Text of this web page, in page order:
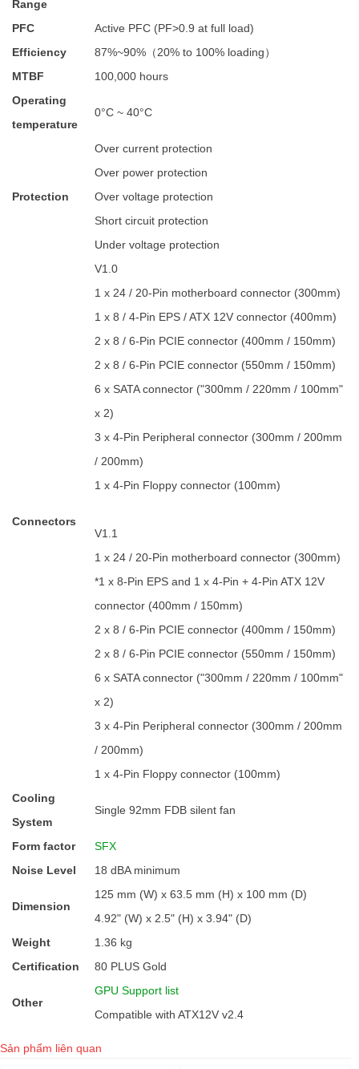
Range
PFC
Active PFC (PF>0.9 at full load)
Efficiency
87%~90%（20% to 100% loading）
MTBF
100,000 hours
Operating
temperature
0°C ~ 40°C
Protection
Over current protection
Over power protection
Over voltage protection
Short circuit protection
Under voltage protection
Connectors
V1.0
1 x 24 / 20-Pin motherboard connector (300mm)
1 x 8 / 4-Pin EPS / ATX 12V connector (400mm)
2 x 8 / 6-Pin PCIE connector (400mm / 150mm)
2 x 8 / 6-Pin PCIE connector (550mm / 150mm)
6 x SATA connector ("300mm / 220mm / 100mm"
x 2)
3 x 4-Pin Peripheral connector (300mm / 200mm
/ 200mm)
1 x 4-Pin Floppy connector (100mm)
V1.1
1 x 24 / 20-Pin motherboard connector (300mm)
*1 x 8-Pin EPS and 1 x 4-Pin + 4-Pin ATX 12V
connector (400mm / 150mm)
2 x 8 / 6-Pin PCIE connector (400mm / 150mm)
2 x 8 / 6-Pin PCIE connector (550mm / 150mm)
6 x SATA connector ("300mm / 220mm / 100mm"
x 2)
3 x 4-Pin Peripheral connector (300mm / 200mm
/ 200mm)
1 x 4-Pin Floppy connector (100mm)
Cooling
System
Single 92mm FDB silent fan
Form factor
SFX
Noise Level
18 dBA minimum
Dimension
125 mm (W) x 63.5 mm (H) x 100 mm (D)
4.92" (W) x 2.5" (H) x 3.94" (D)
Weight
1.36 kg
Certification
80 PLUS Gold
Other
GPU Support list
Compatible with ATX12V v2.4
Sản phẩm liên quan